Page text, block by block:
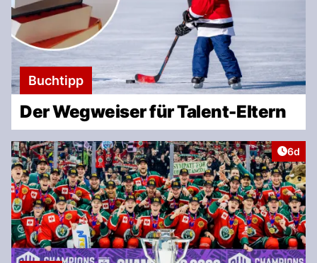
Buchtipp
Der Wegweiser für Talent-Eltern
6d